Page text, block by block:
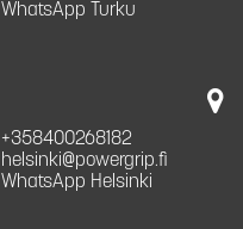
WhatsApp Turku
+358400268182
helsinki@powergrip.fi
WhatsApp Helsinki